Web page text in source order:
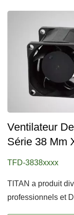
Ventilateur
Série 38 Mm
TFD-3838xxxx
TITAN a produit
professionnels et